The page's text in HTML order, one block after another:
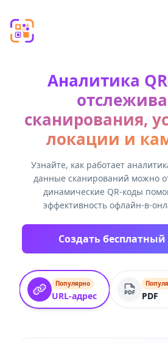
Аналитика
сканирования,
локации и
Узнайте, как работает
данные сканирований можно
динамические QR-коды
эффективность офлайн-в-
Создать бесплатный
Популярно
URL-адрес PDF